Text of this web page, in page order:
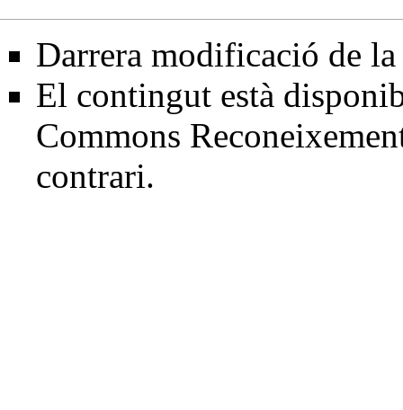
Darrera modificació de
El contingut està
Commons
contrari.